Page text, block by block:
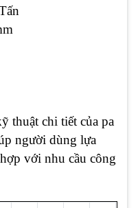
thuật chi tiết của pa
người dùng lựa
với nhu cầu công